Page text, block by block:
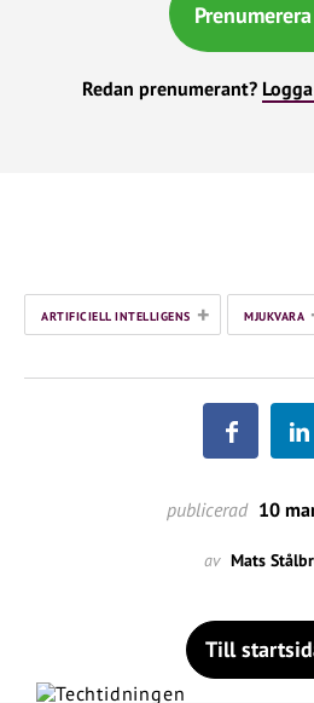
Prenumerera
Redan prenumerant?
ARTIFICIELL INTELLIGENS + MJUKVARA
publicerad 10
av Mats
Till